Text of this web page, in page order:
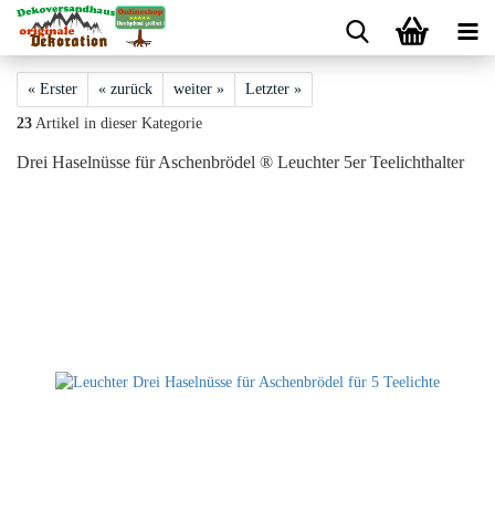
« Erster « zurück weiter » Letzter »
23 Artikel in dieser Kategorie
Drei Haselnüsse für Aschenbrödel ® Leuchter 5er Teelichthalter